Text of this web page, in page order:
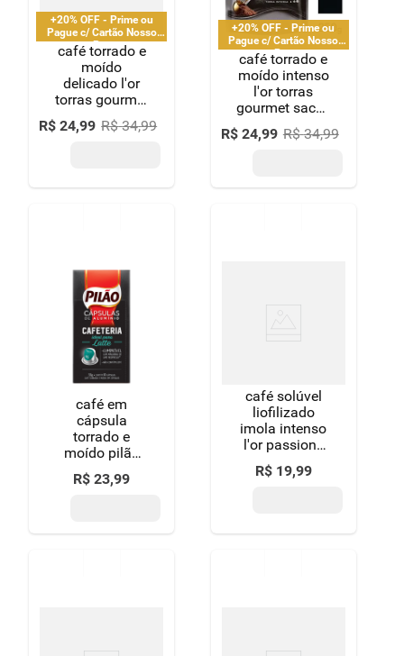
+20% OFF - Prime ou
Pague c/ Cartão Nosso
Pay
café torrado e
moído
delicado l'or
torras gourmet
sachê 250g
R$ 24,99 R$ 34,99
+20% OFF - Prime ou
Pague c/ Cartão Nosso
Pay
café torrado e
moído intenso
l'or torras
gourmet sachê
250g
R$ 24,99 R$ 34,99
café em
cápsula
torrado e
moído pilão
cafeteria 52g
10 unidades
R$ 23,99
café solúvel
liofilizado
imola intenso
l'or passione
rossa vidro
84g
R$ 19,99